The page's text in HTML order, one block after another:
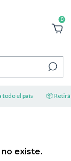
0
el país 📦 Retirá
existe.